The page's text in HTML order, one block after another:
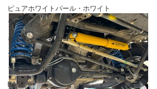
ピュアホワイトパール・ホワイト
ブルーイッシュブラックパール
キネティックイエロー
シルキーシルバーメタリック
ブリスクブルー
BASE